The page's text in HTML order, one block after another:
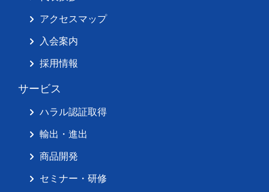
アクセスマップ
入会案内
採用情報
サービス
ハラル認証取得
輸出・進出
商品開発
セミナー・研修